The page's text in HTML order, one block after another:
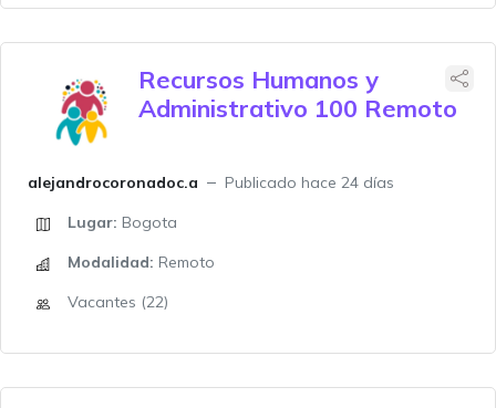
Recursos Humanos y
Administrativo 100 Remoto
alejandrocoronadoc.a
Publicado hace 24 días
Lugar: Bogota
Modalidad: Remoto
Vacantes (22)